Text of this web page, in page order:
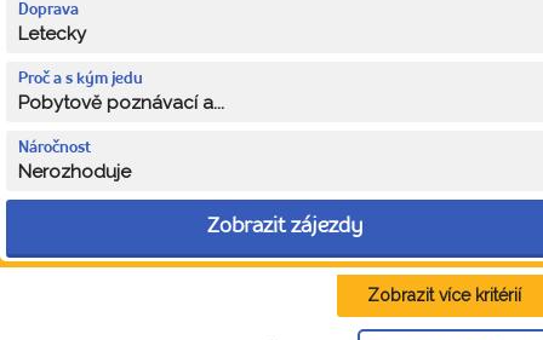
Doprava
Letecky
Proč a s kým jedu
Pobytově poznávací a...
Náročnost
Nerozhoduje
Zobrazit zájezdy
Zobrazit více kritérií